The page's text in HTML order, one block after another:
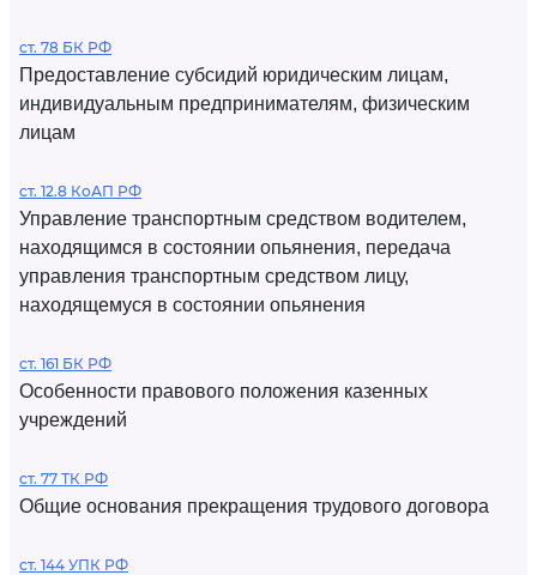
ст. 78 БК РФ
Предоставление субсидий юридическим лицам,
индивидуальным предпринимателям, физическим
лицам
ст. 12.8 КоАП РФ
Управление транспортным средством водителем,
находящимся в состоянии опьянения, передача
управления транспортным средством лицу,
находящемуся в состоянии опьянения
ст. 161 БК РФ
Особенности правового положения казенных
учреждений
ст. 77 ТК РФ
Общие основания прекращения трудового договора
ст. 144 УПК РФ